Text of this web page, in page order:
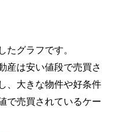
グラフです。
産は安い値段で売買さ
、大きな物件や好条件
で売買されているケー